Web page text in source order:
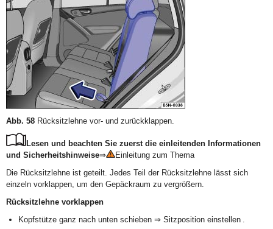
Abb. 58 Rücksitzlehne vor- und zurückklappen.
Lesen und beachten Sie zuerst die einleitenden Informationen
und Sicherheitshinweise⇒
Einleitung zum Thema
Die Rücksitzlehne ist geteilt. Jedes Teil der Rücksitzlehne lässt sich
einzeln vorklappen, um den Gepäckraum zu vergrößern.
Rücksitzlehne vorklappen
Kopfstütze ganz nach unten schieben ⇒ Sitzposition einstellen .